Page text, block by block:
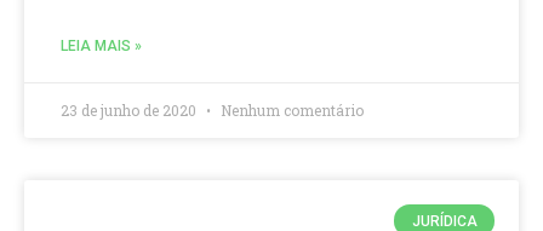
LEIA MAIS »
23 de junho de 2020 Nenhum comentário
JURÍDICA